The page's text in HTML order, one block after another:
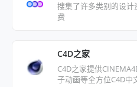
搜集了许多类别的设
费
C4D之家
C4D之家提供
子动画等全方位C4D中